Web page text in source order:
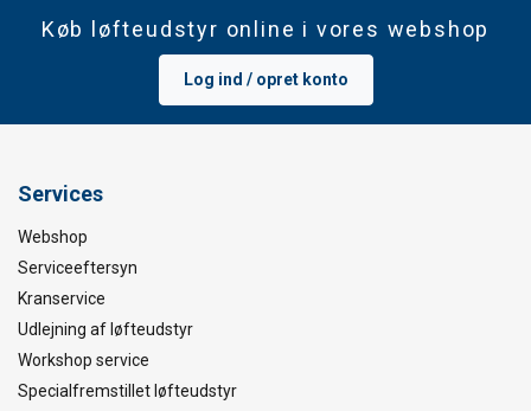
Køb løfteudstyr online i vores webshop
Log ind / opret konto
Services
Webshop
Serviceeftersyn
Kranservice
Udlejning af løfteudstyr
Workshop service
Specialfremstillet løfteudstyr